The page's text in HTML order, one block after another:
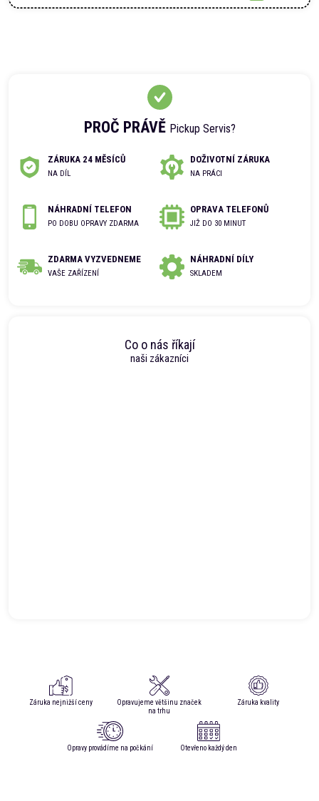
PROČ PRÁVĚ Pickup Servis?
ZÁRUKA 24 MĚSÍCŮ
NA DÍL
DOŽIVOTNÍ ZÁRUKA
NA PRÁCI
NÁHRADNÍ TELEFON
PO DOBU OPRAVY ZDARMA
OPRAVA TELEFONŮ
JIŽ DO 30 MINUT
ZDARMA VYZVEDNEME
VAŠE ZAŘÍZENÍ
NÁHRADNÍ DÍLY
SKLADEM
Co o nás říkají
naši zákazníci
Záruka nejnižší ceny
Opravujeme většinu značek
na trhu
Záruka kvality
Opravy provádíme na počkání Otevřeno každý den